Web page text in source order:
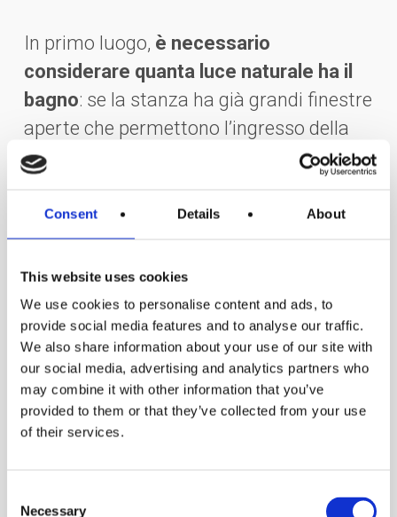
Consent Details About
This website uses cookies
We use cookies to personalise content and ads, to
provide social media features and to analyse our traffic.
We also share information about your use of our site with
our social media, advertising and analytics partners who
may combine it with other information that you’ve
provided to them or that they’ve collected from your use
of their services.
Necessary
In primo luogo, è necessario
considerare quanta luce naturale ha il
bagno: se la stanza ha già grandi finestre
aperte che permettono l’ingresso della
luce del sole, potrebbe non esserci la
illuminazioni.
Un elemento sempre apprezzato è il
dimmer: un regolatore di intensità che
permette di creare nuove possibilità di
illuminazione degli ambienti.
Si tratta di un apparecchio che permette
diregolare la potenza elettrica
ambienti caldi e accoglienti, permette